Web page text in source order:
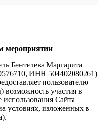
мероприятии
Бентелева Маргарита
ИНН 504402080261)
пользователю
возможность участия в
Сайта
условиях, изложенных в